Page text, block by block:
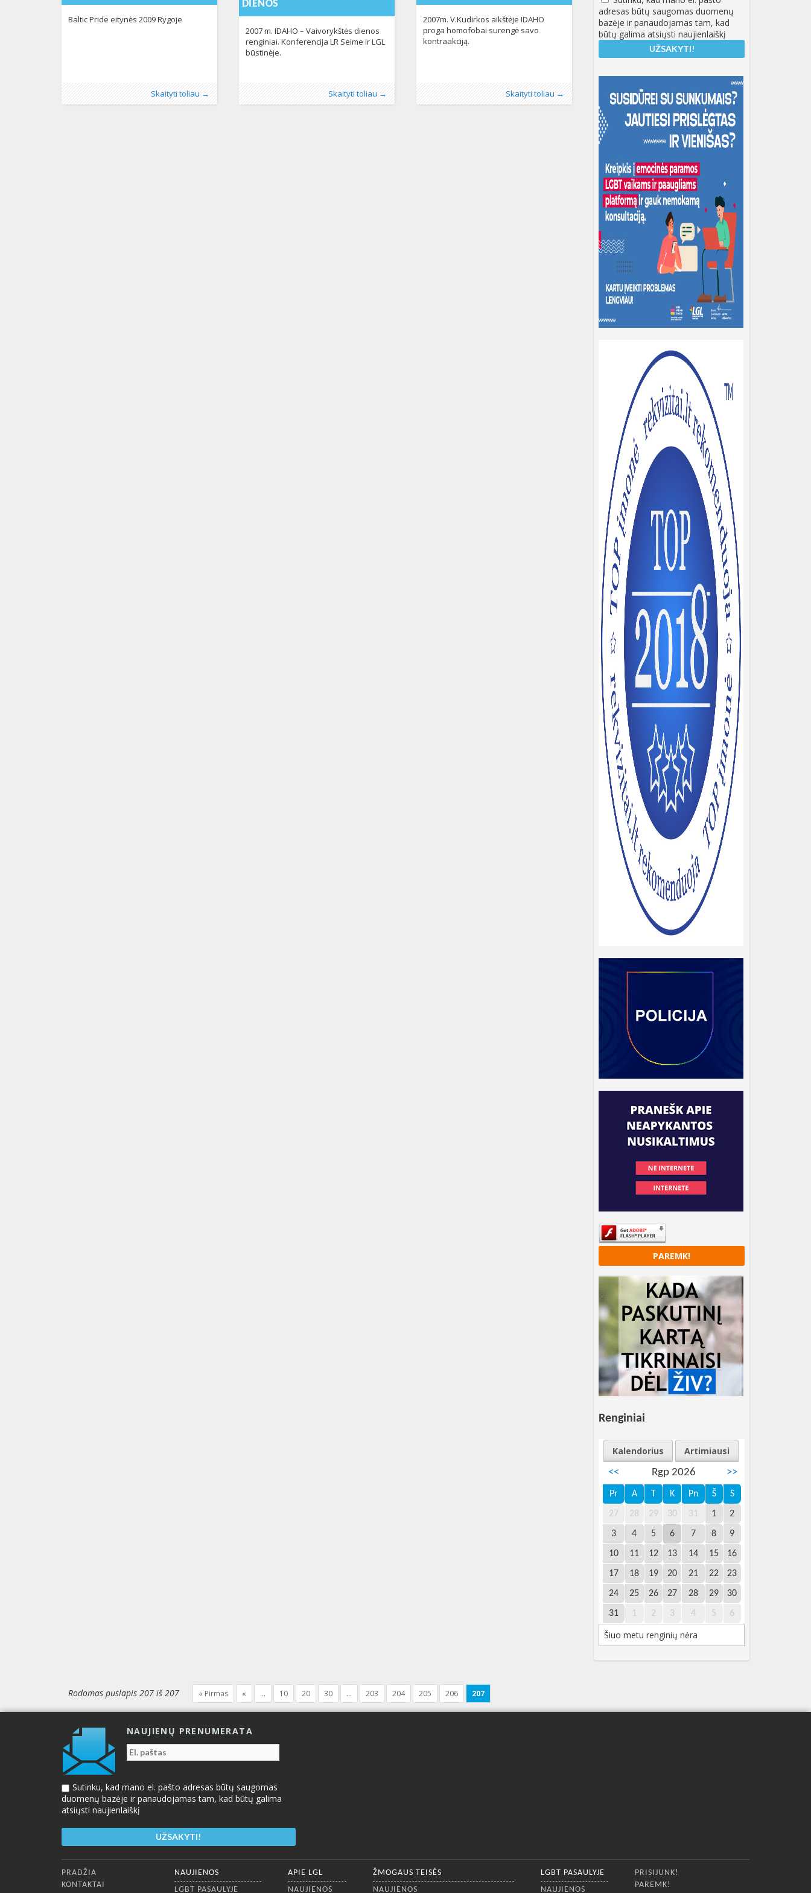
adresas būtų saugomas duomenų
bazėje ir panaudojamas tam, kad
būtų galima atsiųsti naujienlaiškį
PAREMK!
Renginiai
Kalendorius
Artimiausi
<<
Rgp 2026 >>
Pr A T K Pn Š S
27 28 29 30 31 1 2
3 4 5 6 7 8 9
10 11 12 13 14 15 16
17 18 19 20 21 22 23
24 25 26 27 28 29 30
31 1 2 3 4 5 6
Šiuo metu renginių nėra
Baltic Pride eitynės 2009 Rygoje
Skaityti toliau →
Publikavo:Aliona, LGL
Kategorijos:Fotogalerija174
DIENOS
2007 m. IDAHO – Vaivorykštės dienos
renginiai. Konferencija LR Seime ir LGL
būstinėje.
Skaityti toliau →
Publikavo:Aliona, LGL
Kategorijos:Fotogalerija174
2007m. V.Kudirkos aikštėje IDAHO
proga homofobai surengė savo
kontraakciją.
Skaityti toliau →
Publikavo:Aliona, LGL
Kategorijos:Fotogalerija174
Rodomas puslapis 207 iš 207 « Pirmas « ... 10 20 30 ... 203 204 205 206 207
NAUJIENŲ PRENUMERATA
Sutinku, kad mano el. pašto adresas būtų saugomas
duomenų bazėje ir panaudojamas tam, kad būtų galima
atsiųsti naujienlaiškį
Apatinis meniu
PRADŽIA
KONTAKTAI
NAUJIENOS
LGBT PASAULYJE
APIE LGL
NAUJIENOS
ŽMOGAUS TEISĖS
NAUJIENOS
LGBT PASAULYJE
NAUJIENOS
PRISIJUNK!
PAREMK!